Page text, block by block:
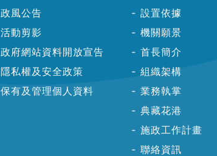
政風公告
活動剪影
政府網站資料開放宣告
隱私權及安全政策
保有及管理個人資料
設置依據
機關願景
首長簡介
組織架構
業務執掌
典藏花港
施政工作計畫
聯絡資訊